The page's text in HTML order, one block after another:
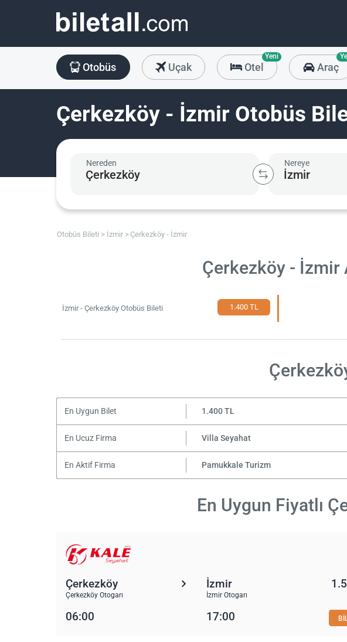
Otobüs Uçak Otel
Yeni
Araç
Çerkezköy - İzmir Otobüs
Nereden Nereye
Otobüs Bileti İzmir Çerkezköy - İzmir
Çerkezköy - İzmir
İzmir - Çerkezköy Otobüs Bileti 1.400 TL
En Uygun Bilet 1.400 TL
En Ucuz Firma Villa Seyahat
En Aktif Firma Pamukkale Turizm
En Uygun Fiyatlı
Çerkezköy
Çerkezköy Otogarı
İzmir
İzmir Otogarı
06:00 17:00